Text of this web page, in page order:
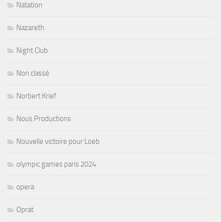
Natation
Nazareth
Night Club
Non classé
Norbert Krief
Nous Productions
Nouvelle victoire pour Loeb
olympic games paris 2024
opera
Oprat